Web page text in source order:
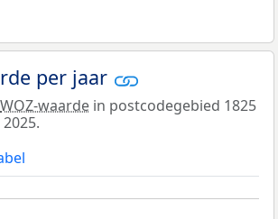
per jaar
WOZ-waarde in postcodegebied 1825